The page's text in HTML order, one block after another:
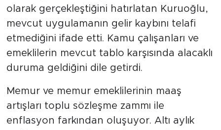
olarak gerçekleştiğini hatırlatan Kuruoğlu,
mevcut uygulamanın gelir kaybını telafi
etmediğini ifade etti. Kamu çalışanları ve
emeklilerin mevcut tablo karşısında alacaklı
duruma geldiğini dile getirdi.
Memur ve memur emeklilerinin maaş
artışları toplu sözleşme zammı ile
enflasyon farkından oluşuyor. Altı aylık